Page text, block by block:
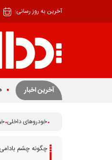
آخرین به روز رسانی:
آخرین اخبار
خودروهای داخلی
چگونه چشم